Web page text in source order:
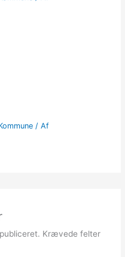
/ Af
Krævede felter